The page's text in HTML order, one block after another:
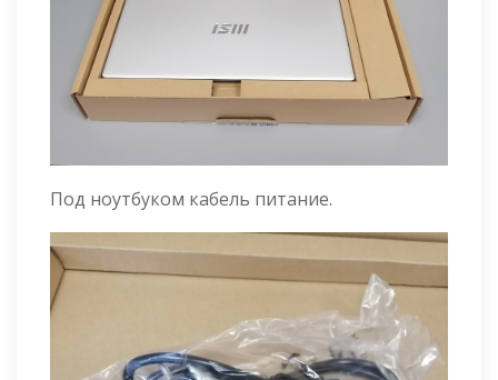
Под ноутбуком кабель питание.